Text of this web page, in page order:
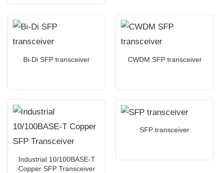
Bi-Di SFP transceiver CWDM SFP transceiver
Industrial 10/100BASE-T
Copper SFP Transceiver
SFP transceiver